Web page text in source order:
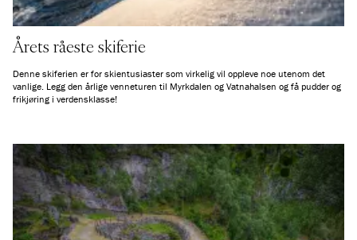
Årets råeste skiferie
Denne skiferien er for skientusiaster som virkelig vil oppleve noe utenom det
vanlige. Legg den årlige venneturen til Myrkdalen og Vatnahalsen og få pudder og
frikjøring i verdensklasse!